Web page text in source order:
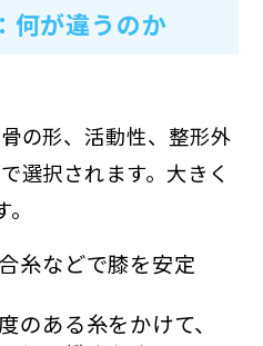
何が違うのか
の形、活動性、整形外
選択されます。大きく
糸などで膝を安定
のある糸をかけて、